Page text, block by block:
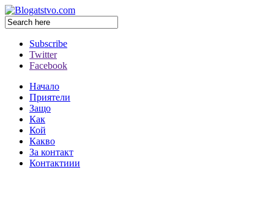
Subscribe
Twitter
Facebook
Начало
Приятели
Защо
Как
Кой
Какво
За контакт
Контактиии